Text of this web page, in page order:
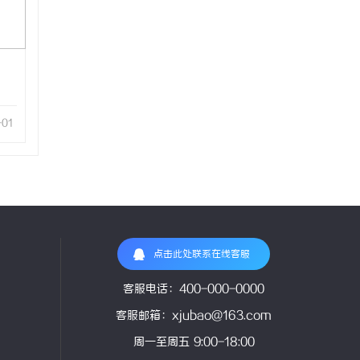
点击此处联系在线客服
客服电话：400-000-0000
客服邮箱：xjubao@163.com
周一至周五 9:00-18:00